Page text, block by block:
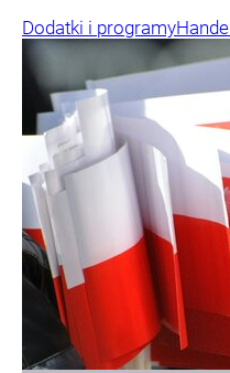
Dodatki i programyHandel